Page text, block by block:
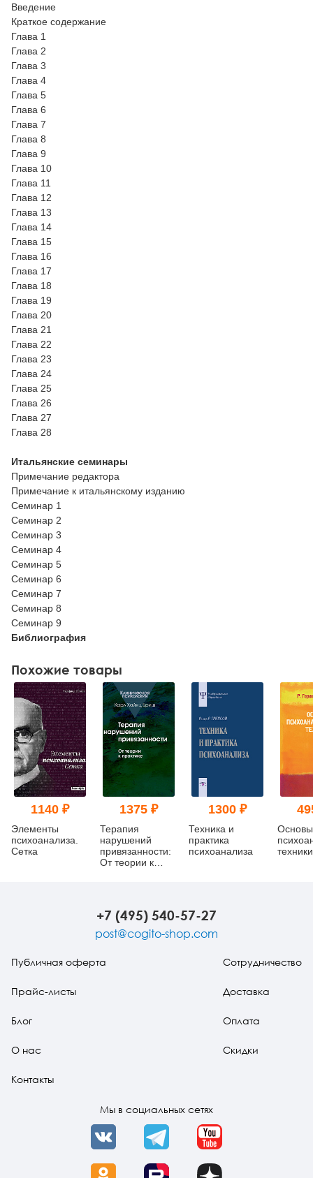
Введение
Краткое содержание
Глава 1
Глава 2
Глава 3
Глава 4
Глава 5
Глава 6
Глава 7
Глава 8
Глава 9
Глава 10
Глава 11
Глава 12
Глава 13
Глава 14
Глава 15
Глава 16
Глава 17
Глава 18
Глава 19
Глава 20
Глава 21
Глава 22
Глава 23
Глава 24
Глава 25
Глава 26
Глава 27
Глава 28
Итальянские семинары
Примечание редактора
Примечание к итальянскому изданию
Семинар 1
Семинар 2
Семинар 3
Семинар 4
Семинар 5
Семинар 6
Семинар 7
Семинар 8
Семинар 9
Библиография
Похожие товары
1140 ₽
Элементы
психоанализа.
Сетка
1375 ₽
Терапия
нарушений
привязанности:
От теории к
1300 ₽
Техника и
практика
психоанализа
Основы
техники
+7 (495) 540-57-27
post@cogito-shop.com
Публичная оферта
Прайс-листы
Блог
О нас
Контакты
Сотрудничество
Доставка
Оплата
Скидки
Мы в социальных сетях
VK Telegram YouTube